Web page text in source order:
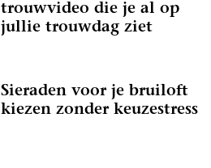
trouwvideo die je al op
jullie trouwdag ziet
Sieraden voor je bruiloft
kiezen zonder keuzestress